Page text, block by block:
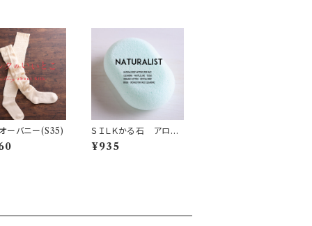
ーバニー(S35)
ＳＩＬＫかる石 アロエ
(N10)
¥935